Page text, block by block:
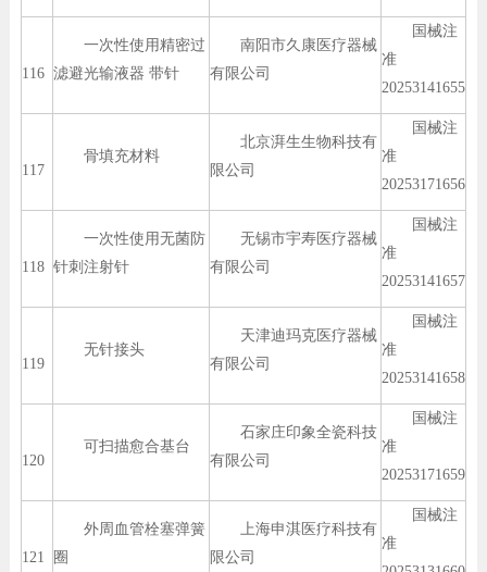
116
一次性使用精密过
滤避光输液器 带针
南阳市久康医疗器械
有限公司
国械注
准
20253141655
117
骨填充材料
北京湃生生物科技有
限公司
国械注
准
20253171656
118
一次性使用无菌防
针刺注射针
无锡市宇寿医疗器械
有限公司
国械注
准
20253141657
119
无针接头
天津迪玛克医疗器械
有限公司
国械注
准
20253141658
120
可扫描愈合基台
石家庄印象全瓷科技
有限公司
国械注
准
20253171659
121
外周血管栓塞弹簧
圈
上海申淇医疗科技有
限公司
国械注
准